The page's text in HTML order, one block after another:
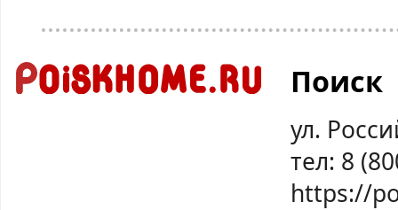
Поиск
ул.
тел: 8
https://